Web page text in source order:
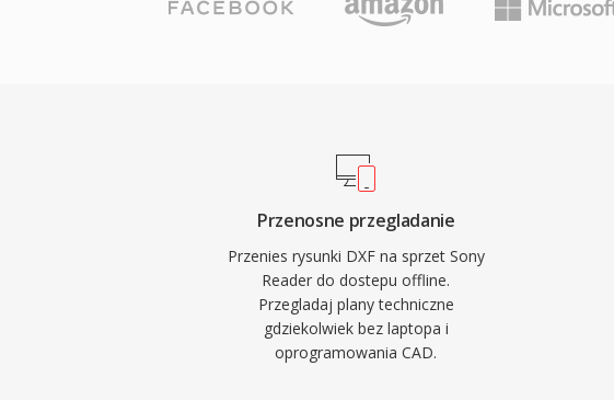
Przenosne przegladanie
Przenies rysunki DXF na sprzet Sony
Reader do dostepu offline.
Przegladaj plany techniczne
gdziekolwiek bez laptopa i
oprogramowania CAD.